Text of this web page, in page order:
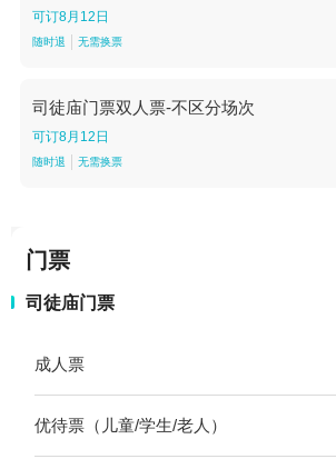
可订8月12日
随时退 无需换票
司徒庙门票双人票-不区分场次
可订8月12日
随时退 无需换票
门票
司徒庙门票
成人票
优待票（儿童/学生/老人）